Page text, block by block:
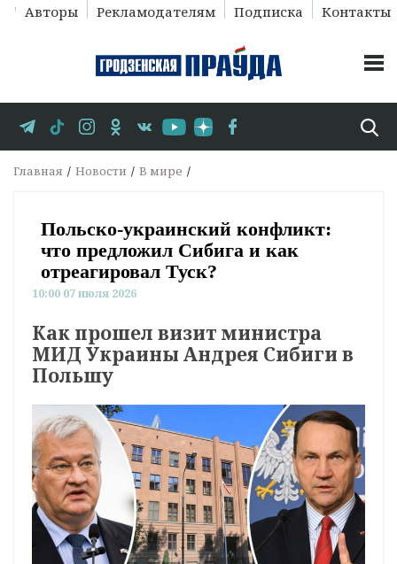
Авторы Рекламодателям Подписка Контакты
Главная Новости В мире
Польско-украинский конфликт:
что предложил Сибига и как
отреагировал Туск?
10:00 07 июля 2026
Как прошел визит министра
МИД Украины Андрея Сибиги в
Польшу